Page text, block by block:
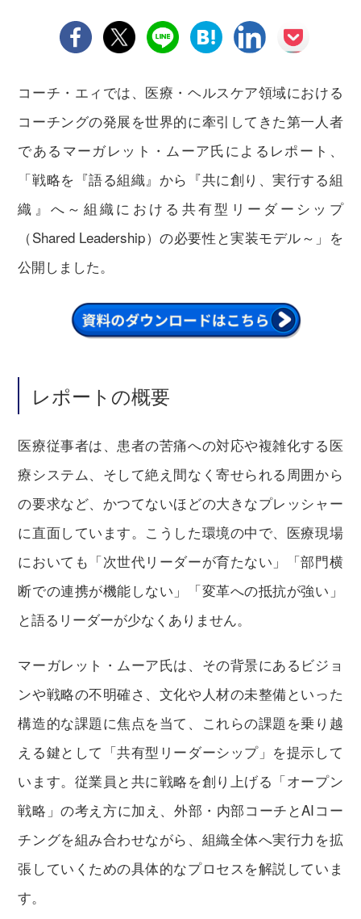
コーチ・エィでは、医療・ヘルスケア領域における
コーチングの発展を世界的に牽引してきた第一人者
であるマーガレット・ムーア氏によるレポート、
「戦略を『語る組織』から『共に創り、実行する組
織』へ～組織における共有型リーダーシップ
（Shared Leadership）の必要性と実装モデル～」を
公開しました。
レポートの概要
医療従事者は、患者の苦痛への対応や複雑化する医
療システム、そして絶え間なく寄せられる周囲から
の要求など、かつてないほどの大きなプレッシャー
に直面しています。こうした環境の中で、医療現場
においても「次世代リーダーが育たない」「部門横
断での連携が機能しない」「変革への抵抗が強い」
と語るリーダーが少なくありません。
マーガレット・ムーア氏は、その背景にあるビジョ
ンや戦略の不明確さ、文化や人材の未整備といった
構造的な課題に焦点を当て、これらの課題を乗り越
える鍵として「共有型リーダーシップ」を提示して
います。従業員と共に戦略を創り上げる「オープン
戦略」の考え方に加え、外部・内部コーチとAIコー
チングを組み合わせながら、組織全体へ実行力を拡
張していくための具体的なプロセスを解説していま
す。